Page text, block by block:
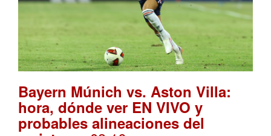
Bayern Múnich vs. Aston Villa:
hora, dónde ver EN VIVO y
probables alineaciones del